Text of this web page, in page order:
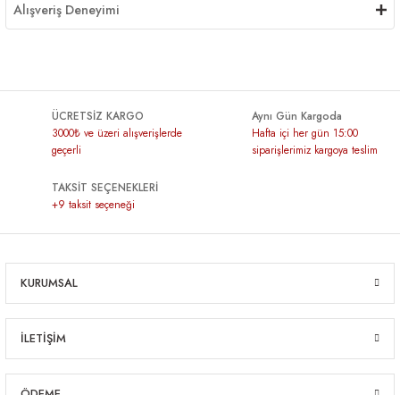
Alışveriş Deneyimi
ÜCRETSİZ KARGO
3000₺ ve üzeri alışverişlerde
geçerli
Aynı Gün Kargoda
Hafta içi her gün 15:00
siparişlerimiz kargoya teslim
TAKSİT SEÇENEKLERİ
+9 taksit seçeneği
KURUMSAL
İLETİŞİM